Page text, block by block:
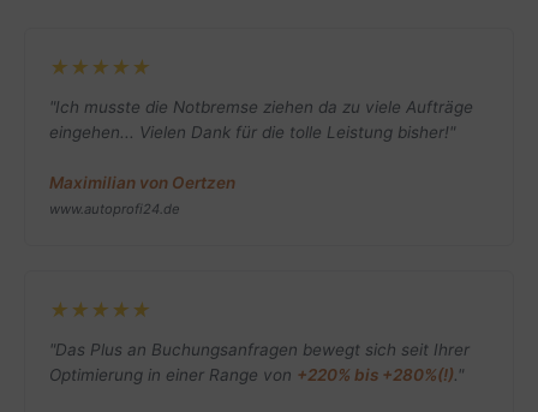
★★★★★
"Ich musste die Notbremse ziehen da zu viele Aufträge
eingehen... Vielen Dank für die tolle Leistung bisher!"
Maximilian von Oertzen
www.autoprofi24.de
★★★★★
"Das Plus an Buchungsanfragen bewegt sich seit Ihrer
Optimierung in einer Range von +220% bis +280%(!) ."